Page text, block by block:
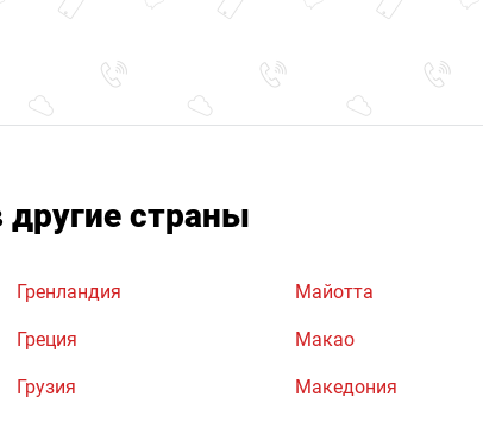
страны
Гренландия
Греция
Грузия
Майотта
Макао
Македония